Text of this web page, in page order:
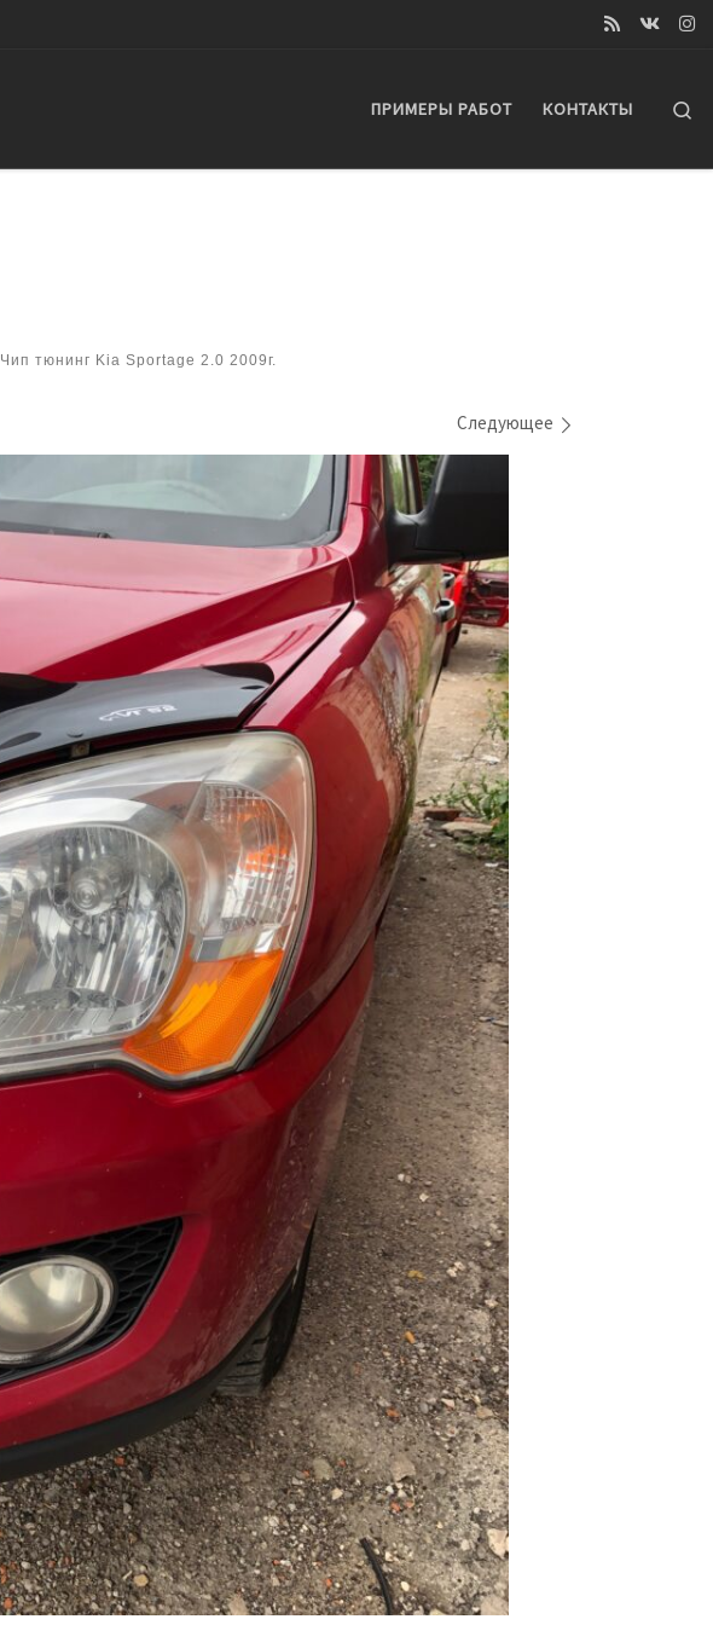
ПРИМЕРЫ РАБОТ КОНТАКТЫ
Чип тюнинг Kia Sportage 2.0 2009г.
Следующее